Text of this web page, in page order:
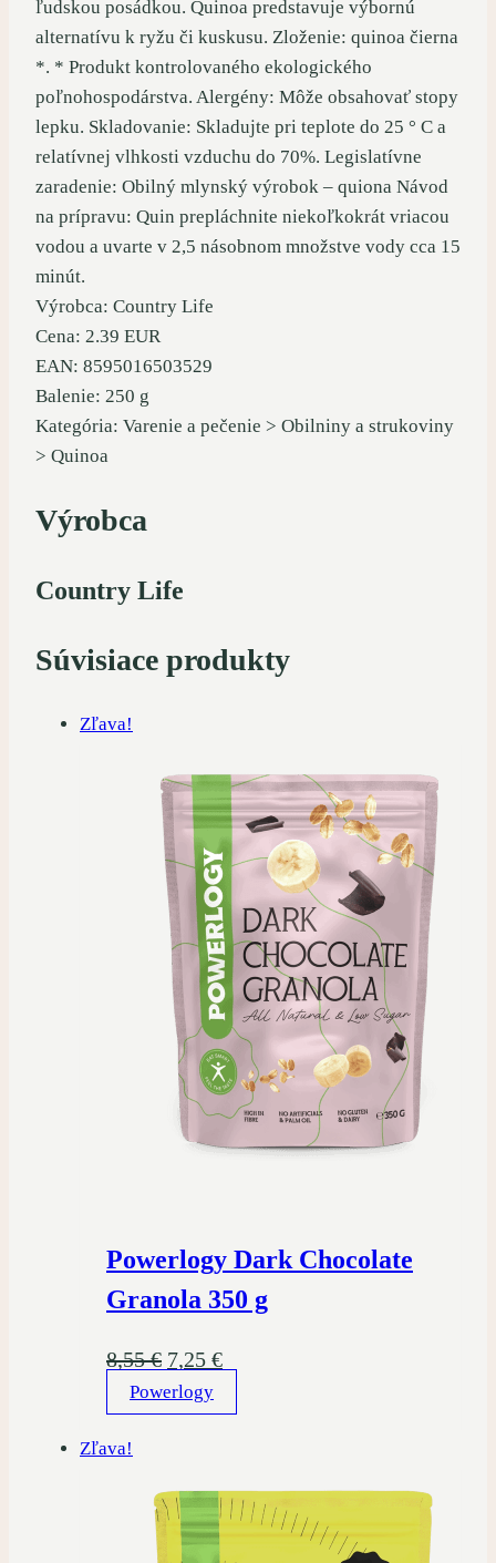
ľudskou posádkou. Quinoa predstavuje výbornú
alternatívu k ryžu či kuskusu. Zloženie: quinoa čierna
*. * Produkt kontrolovaného ekologického
poľnohospodárstva. Alergény: Môže obsahovať stopy
lepku. Skladovanie: Skladujte pri teplote do 25 ° C a
relatívnej vlhkosti vzduchu do 70%. Legislatívne
zaradenie: Obilný mlynský výrobok – quiona Návod
na prípravu: Quin prepláchnite niekoľkokrát vriacou
vodou a uvarte v 2,5 násobnom množstve vody cca 15
minút.
Výrobca: Country Life
Cena: 2.39 EUR
EAN: 8595016503529
Balenie: 250 g
Kategória: Varenie a pečenie > Obilniny a strukoviny
> Quinoa
Výrobca
Country Life
Súvisiace produkty
Zľava!
Powerlogy Dark Chocolate
Granola 350 g
8,55€ Pôvodná
cena
7,25 €Aktuálna
Powerlogy
Zľava!